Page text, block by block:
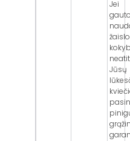
Jei
žaislo
Jūsų